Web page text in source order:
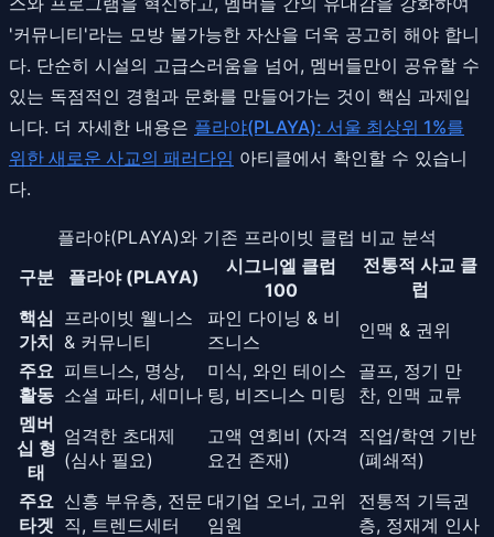
'커뮤니티'라는 모방 불가능한 자산을 더욱 공고히 해야 합니
다. 단순히 시설의 고급스러움을 넘어, 멤버들만이 공유할 수
있는 독점적인 경험과 문화를 만들어가는 것이 핵심 과제입
니다. 더 자세한 내용은 플라야(PLAYA): 서울 최상위 1%를
위한 새로운 사교의 패러다임 아티클에서 확인할 수 있습니
다.
플라야(PLAYA)와 기존 프라이빗 클럽 비교 분석
구분
플라야 (PLAYA)
시그니엘 클럽
100
전통적 사교 클
럽
핵심
가치
프라이빗 웰니스
& 커뮤니티
파인 다이닝 & 비
즈니스
인맥 & 권위
주요
활동
피트니스, 명상,
소셜 파티, 세미나
미식, 와인 테이스
팅, 비즈니스 미팅
골프, 정기 만
찬, 인맥 교류
멤버
십 형
태
엄격한 초대제
(심사 필요)
고액 연회비 (자격
요건 존재)
직업/학연 기반
(폐쇄적)
주요
타겟
신흥 부유층, 전문
직, 트렌드세터
대기업 오너, 고위
임원
전통적 기득권
층, 정재계 인사